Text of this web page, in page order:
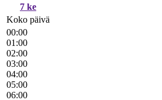
7 ke
Koko päivä
00:00
01:00
02:00
03:00
04:00
05:00
06:00